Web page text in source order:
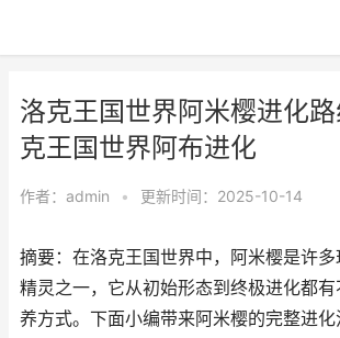
洛克王国世界阿米樱进化
克王国世界阿布进化
作者： admin • 更新时间：2025-10-14
摘要：在洛克王国世界中，阿米樱是许
精灵之一，它从初始形态到终极进化都
养方式。下面小编带来阿米樱的完整进